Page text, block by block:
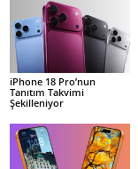
iPhone 18 Pro’nun
Tanıtım Takvimi
Şekilleniyor